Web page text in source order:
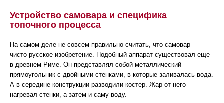
Устройство самовара и специфика
топочного процесса
На самом деле не совсем правильно считать, что самовар —
чисто русское изобретение. Подобный аппарат существовал еще
в древнем Риме. Он представлял собой металлический
прямоугольник с двойными стенками, в которые заливалась вода.
А в середине конструкции разводили костер. Жар от него
нагревал стенки, а затем и саму воду.